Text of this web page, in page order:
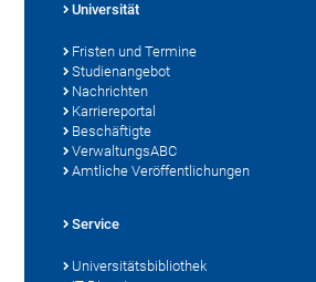
Universität
Fristen und Termine
Studienangebot
Nachrichten
Karriereportal
Beschäftigte
VerwaltungsABC
Amtliche Veröffentlichungen
Service
Universitätsbibliothek